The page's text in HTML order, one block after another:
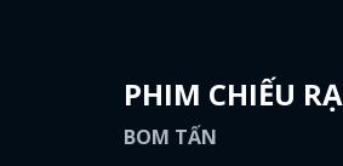
PHIM CHIẾU
BOM TẤN